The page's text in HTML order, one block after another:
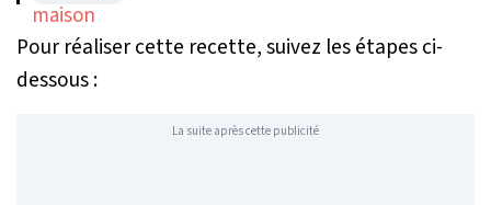
Pour réaliser cette recette, suivez les étapes ci-
dessous :
La suite après cette publicité